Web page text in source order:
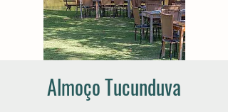
Almoço Tucunduva